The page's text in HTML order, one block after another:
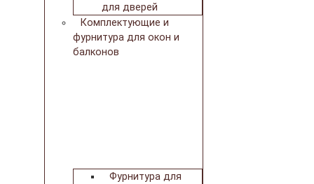
для дверей
Комплектующие и
фурнитура для окон и
балконов
Фурнитура для